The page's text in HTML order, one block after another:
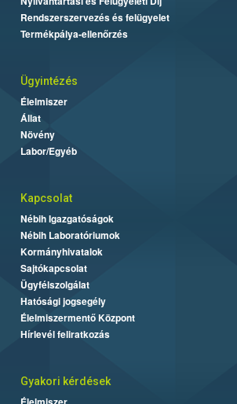
Rendszerszervezés és felügyelet
Termékpálya-ellenőrzés
Ügyintézés
Élelmiszer
Állat
Növény
Labor/Egyéb
Kapcsolat
Nébih Igazgatóságok
Nébih Laboratóriumok
Kormányhivatalok
Sajtókapcsolat
Ügyfélszolgálat
Hatósági jogsegély
Élelmiszermentő Központ
Hírlevél feliratkozás
Gyakori kérdések